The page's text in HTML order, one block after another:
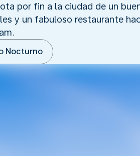
por fin a la ciudad de un
y un fabuloso restaurante
Nocturno